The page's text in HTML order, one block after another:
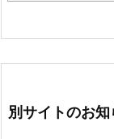
別サイトのお知